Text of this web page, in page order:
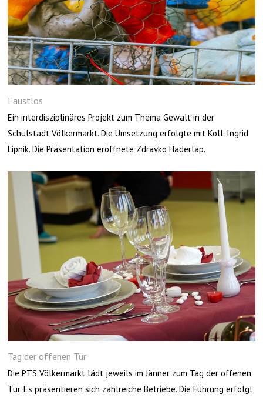
Faustlos
Ein interdisziplinäres Projekt zum Thema Gewalt in der
Schulstadt Völkermarkt. Die Umsetzung erfolgte mit Koll. Ingrid
Lipnik. Die Präsentation eröffnete Zdravko Haderlap.
Tag der offenen Tür
Die PTS Völkermarkt lädt jeweils im Jänner zum Tag der offenen
Tür. Es präsentieren sich zahlreiche Betriebe. Die Führung erfolgt